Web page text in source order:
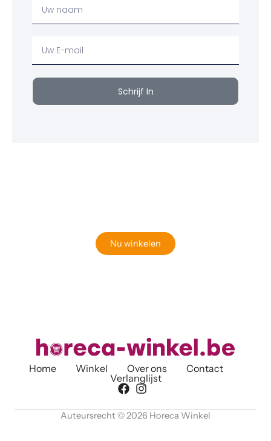
Naam
email
Schrijf In
Nu winkelen
Home Winkel Over ons
Contact
Verlanglijst
Auteursrecht © 2026 Horeca Winkel